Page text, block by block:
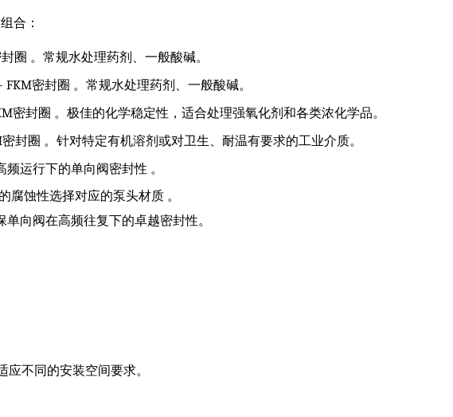
合：
圈 。常规水处理药剂、一般酸碱。
FKM密封圈 。常规水处理药剂、一般酸碱。
密封圈 。极佳的化学稳定性，适合处理强氧化剂和各类浓化学品。
密封圈 。针对特定有机溶剂或对卫生、耐温有要求的工业介质。
频运行下的单向阀密封性 。
腐蚀性选择对应的泵头材质 。
单向阀在高频往复下的卓越密封性。
应不同的安装空间要求。